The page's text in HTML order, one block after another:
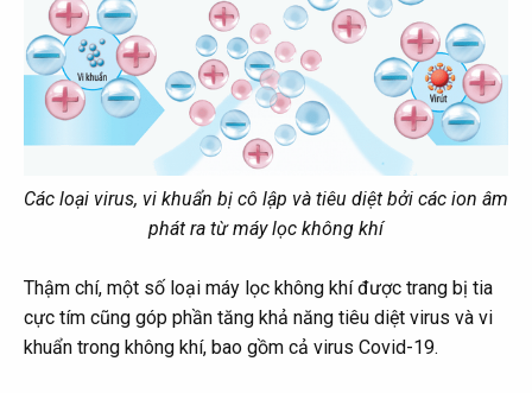
Các loại virus, vi khuẩn bị cô lập và tiêu diệt bởi các ion âm
phát ra từ máy lọc không khí
Thậm chí, một số loại máy lọc không khí được trang bị tia
cực tím cũng góp phần tăng khả năng tiêu diệt virus và vi
khuẩn trong không khí, bao gồm cả virus Covid-19.